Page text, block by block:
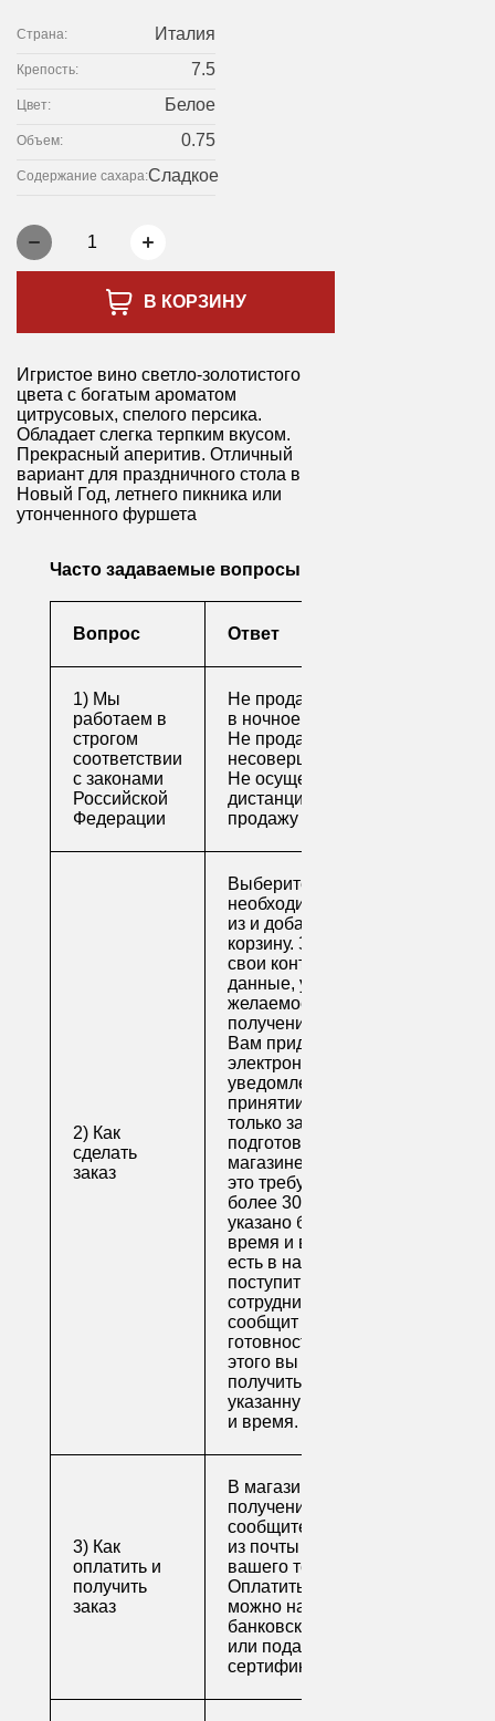
Страна: Италия
Крепость: 7.5
Цвет: Белое
Объем: 0.75
Содержание сахара:Сладкое
1
В КОРЗИНУ
Игристое вино светло-золотистого
цвета с богатым ароматом
цитрусовых, спелого персика.
Обладает слегка терпким вкусом.
Прекрасный аперитив. Отличный
вариант для праздничного стола в
Новый Год, летнего пикника или
утонченного фуршета
Часто задаваемые вопросы
Вопрос Ответ
1) Мы
работаем в
строгом
соответствии
с законами
Российской
Федерации
Не продаем алкоголь
в ночное время
Не продаем алкоголь
несовершеннолетним
Не осуществляем
дистанционную
продажу
2) Как
сделать
заказ
Выберите
необходимые товары
из и добавьте их в
корзину. Заполните
свои контактные
данные, укажите
желаемое время
получения заказа.
Вам придет по
электронной почте
уведомление о
принятии заказа. Как
только заказ
подготовят в
магазине (обычно на
это требуется не
более 30 минут, если
указано ближайшее
время и весь товар
есть в наличии), вам
поступит письмо от
сотрудника, который
сообщит о
готовности. После
этого вы можете
получить свой заказ в
указанную вами дату
и время.
3) Как
оплатить и
получить
заказ
В магазине для
получения заказа
сообщите его номер
из почты или номер
вашего телефона.
Оплатить заказ
можно наличными,
банковской картой
или подарочным
сертификатом.